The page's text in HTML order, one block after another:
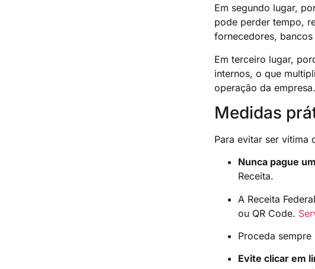
Em segundo lugar,
pode perder tempo,
fornecedores,
Em terceiro lugar,
internos, o que
operação da empresa.
Medidas
Para evitar ser vítima
Nunca pague
Receita.
A Receita Federal
ou QR Code.
Proceda sempre
Evite clicar em